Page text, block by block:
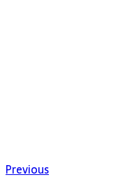
Previous